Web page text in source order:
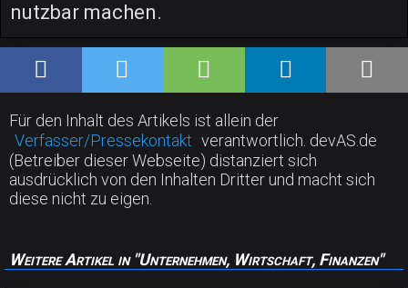
nutzbar machen.
Für den Inhalt des Artikels ist allein der
Verfasser/Pressekontakt verantwortlich. devAS.de
(Betreiber dieser Webseite) distanziert sich
ausdrücklich von den Inhalten Dritter und macht sich
diese nicht zu eigen.
Weitere Artikel in "Unternehmen, Wirtschaft, Finanzen"